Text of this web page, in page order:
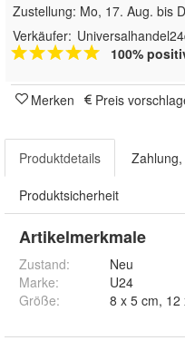
Zustellung: Mo, 17. Aug. bis
Verkäufer:
100%
Merken Preis
Produktdetails
Produktsicherheit
Artikelmerkmale
Zustand:
Neu
Marke:
U24
Größe: